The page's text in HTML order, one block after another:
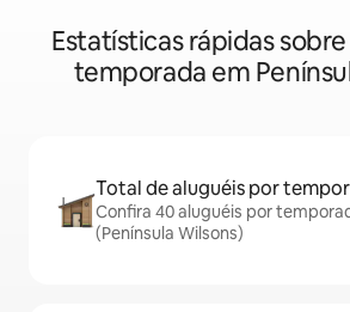
Estatísticas rápidas
temporada em
Total de aluguéis por
Confira 40 aluguéis por
(Península Wilsons)